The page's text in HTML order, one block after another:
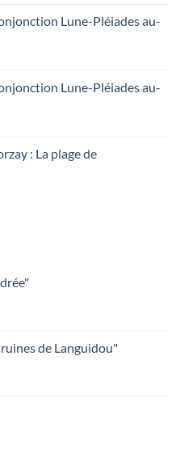
Lune-Pléiades au-
:
€
Lune-Pléiades au-
: : La plage de
€ de Languidou"